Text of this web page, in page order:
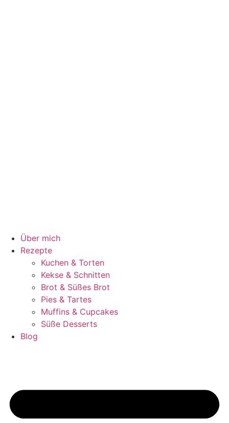
Über mich
Rezepte
Kuchen & Torten
Kekse & Schnitten
Brot & Süßes Brot
Pies & Tartes
Muffins & Cupcakes
Süße Desserts
Blog